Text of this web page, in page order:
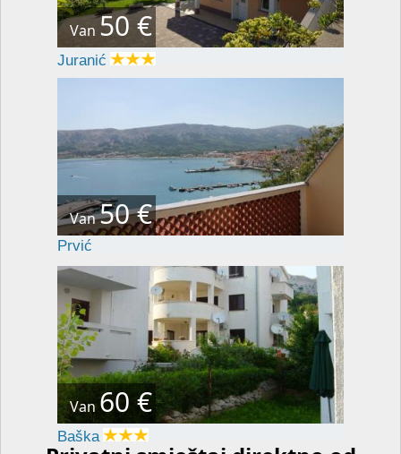
Van 50 €
Juranić
Van50 €
Prvić
Van 60 €
Baška